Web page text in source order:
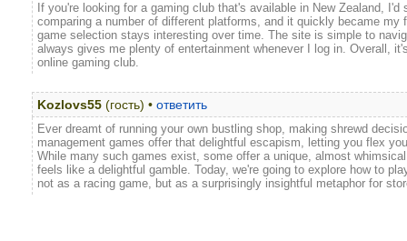
If you're looking for a gaming club that's available in New Zealand,
comparing a number of different platforms, and it quickly became
game selection stays interesting over time. The site is simple to
always gives me plenty of entertainment whenever I log in. Overall,
online gaming club.
Kozlovs55 (гость) • ответить
Ever dreamt of running your own bustling shop, making shrewd
management games offer that delightful escapism, letting you flex
While many such games exist, some offer a unique, almost
feels like a delightful gamble. Today, we're going to explore how to
not as a racing game, but as a surprisingly insightful metaphor for